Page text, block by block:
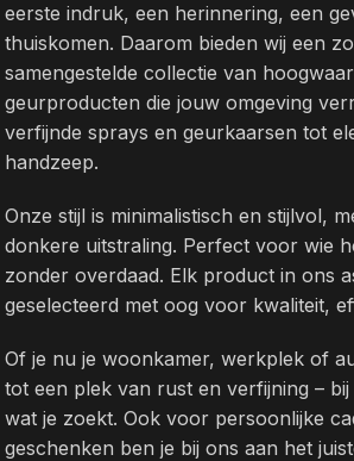
eerste indruk, een herinnering, een
thuiskomen. Daarom bieden wij een
samengestelde collectie van
geurproducten die jouw omgeving
verfijnde sprays en geurkaarsen tot
handzeep.
Onze stijl is minimalistisch en stijlvol,
donkere uitstraling. Perfect voor wie
zonder overdaad. Elk product in ons
geselecteerd met oog voor kwaliteit,
Of je nu je woonkamer, werkplek of
tot een plek van rust en verfijning –
wat je zoekt. Ook voor persoonlijke
geschenken ben je bij ons aan het